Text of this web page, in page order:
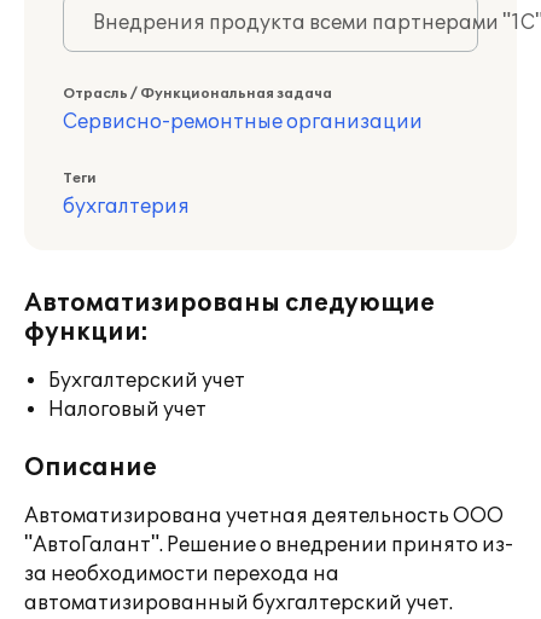
Внедрения продукта всеми партнерами
Отрасль / Функциональная задача
Сервисно-ремонтные организации
Теги
бухгалтерия
Автоматизированы следующие
функции:
Бухгалтерский учет
Налоговый учет
Описание
Автоматизирована учетная деятельность ООО
"АвтоГалант". Решение о внедрении принято из-
за необходимости перехода на
автоматизированный бухгалтерский учет.